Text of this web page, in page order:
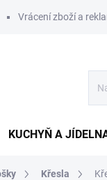
Vrácení zboží a
KUCHYŇ A
Křesla